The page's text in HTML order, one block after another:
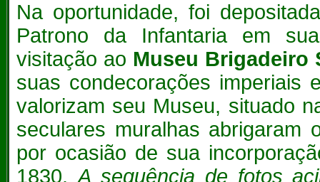
Na oportunidade, foi
Patrono da Infantaria em
visitação ao Museu Brigadeiro
suas condecorações imperiais
valorizam seu Museu, situado
seculares muralhas abrigaram
por ocasião de sua
1830.A sequência de fotos